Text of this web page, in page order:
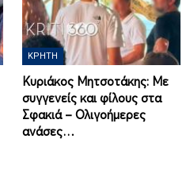
ΚΡΉΤΗ
Κυριάκος Μητσοτάκης: Με
συγγενείς και φίλους στα
Σφακιά – Ολιγοήμερες
ανάσες…